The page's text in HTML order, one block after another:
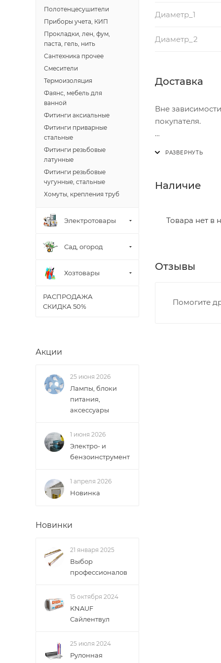
Диаметр_1
Диаметр_2
Доставка
Вне
покупателя.
Итоговая
- количества
• Ленина - 65
• Профсоюзная
Наличие
Товара нет в
Отзывы
Помогите
Полотенцесушители
Приборы учета, КИП
Прокладки, лен, фум,
паста, гель, нить
Сантехника прочее
Смесители
Термоизоляция
Фаянс, мебель для
ванной
Фитинги аксиальные
Фитинги приварные
стальные
Фитинги резьбовые
латунные
Фитинги резьбовые
чугунные, стальные
Хомуты, крепления труб
Электротовары
Сад, огород
Хозтовары
РАСПРОДАЖА
СКИДКА 50%
Акции
25 июня 2026
Лампы, блоки
питания,
аксессуары
1 июня 2026
Электро- и
бензоинструмент
1 апреля 2026
Новинка
Новинки
21 января 2025
Выбор
профессионалов
15 октября 2024
KNAUF
Сайлентвул
25 июля 2024
Рулонная